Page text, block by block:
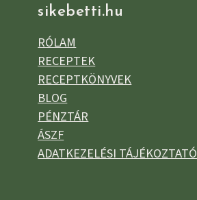
sikebetti.hu
RÓLAM
RECEPTEK
RECEPTKÖNYVEK
BLOG
PÉNZTÁR
ÁSZF
ADATKEZELÉSI TÁJÉKOZTATÓ